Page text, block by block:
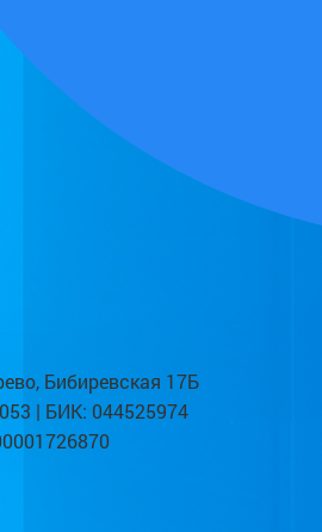
Бибиревская 17Б
| БИК: 044525974